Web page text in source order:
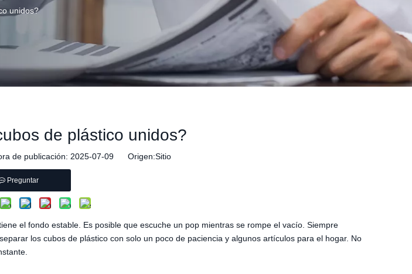
unidos?
de plástico unidos?
de publicación: 2025-07-09 Origen:Sitio
Preguntar
el fondo estable. Es posible que escuche un pop mientras se rompe el vacío. Siempre
los cubos de plástico con solo un poco de paciencia y algunos artículos para el hogar. No